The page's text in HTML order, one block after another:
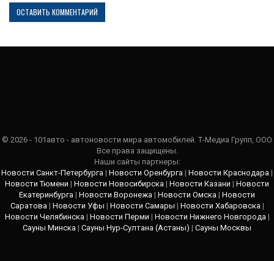
© 2026 - 101авто - автоновости мира автомобилей. Т-Медиа Групп, ООО
Все права защищены.
Наши сайты партнеры:
Новости Санкт-Петербурга | Новости Оренбурга | Новости Краснодара |
Новости Тюмени | Новости Новосибирска | Новости Казани | Новости
Екатеринбурга | Новости Воронежа | Новости Омска | Новости
Саратова | Новости Уфы | Новости Самары | Новости Хабаровска |
Новости Челябинска | Новости Перми | Новости Нижнего Новгорода |
Сауны Минска | Сауны Нур-Султана (Астаны) | Сауны Москвы